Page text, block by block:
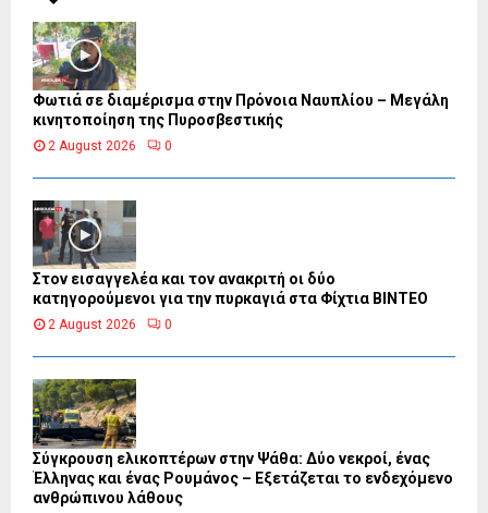
Φωτιά σε διαμέρισμα στην Πρόνοια Ναυπλίου – Μεγάλη
κινητοποίηση της Πυροσβεστικής
2 August 2026 0
Στον εισαγγελέα και τον ανακριτή οι δύο
κατηγορούμενοι για την πυρκαγιά στα Φίχτια ΒΙΝΤΕΟ
2 August 2026 0
Σύγκρουση ελικοπτέρων στην Ψάθα: Δύο νεκροί, ένας
Έλληνας και ένας Ρουμάνος – Εξετάζεται το ενδεχόμενο
ανθρώπινου λάθους